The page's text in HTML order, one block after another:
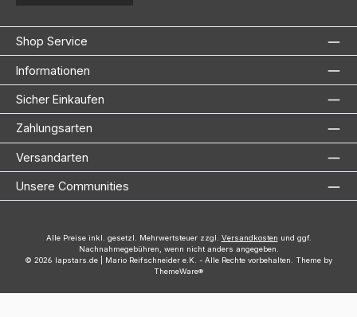
Shop Service
Informationen
Sicher Einkaufen
Zahlungsarten
Versandarten
Unsere Communities
Alle Preise inkl. gesetzl. Mehrwertsteuer zzgl. Versandkosten und ggf.
Nachnahmegebühren, wenn nicht anders angegeben.
© 2026 lapstars.de | Mario Reifschneider e.K. - Alle Rechte vorbehalten. Theme by
ThemeWare®